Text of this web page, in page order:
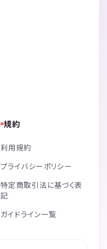
規約
利用規約
プライバシーポリシー
特定商取引法に基づく表
記
ガイドライン一覧